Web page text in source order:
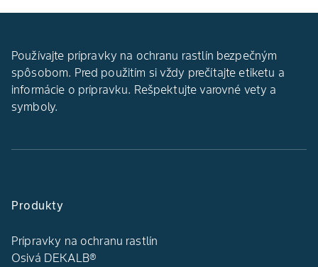
Používajte prípravky na ochranu rastlín bezpečným
spôsobom. Pred použitím si vždy prečítajte etiketu a
informácie o prípravku. Rešpektujte varovné vety a
symboly.
Produkty
Prípravky na ochranu rastlín
Osivá DEKALB®